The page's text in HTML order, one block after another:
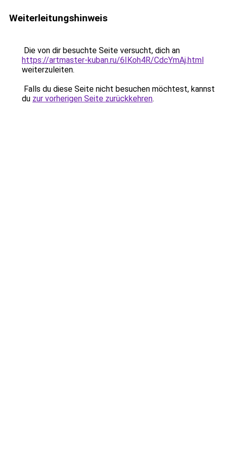
Weiterleitungshinweis
Die von dir besuchte Seite versucht, dich an
https://artmaster-kuban.ru/6IKoh4R/CdcYmAj.html
weiterzuleiten.
Falls du diese Seite nicht besuchen möchtest, kannst
du zur vorherigen Seite zurückkehren.